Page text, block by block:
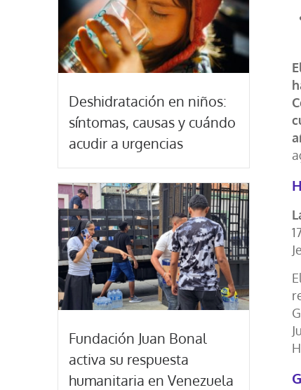
Deshidratación en niños:
síntomas, causas y cuándo
acudir a urgencias
Fundación Juan Bonal
activa su respuesta
humanitaria en Venezuela